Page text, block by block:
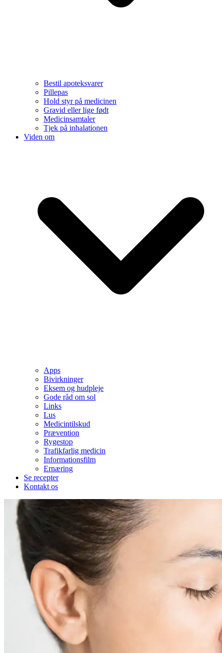
Bestil apoteksvarer
Pillepas
Hold styr på medicinen
Gravid eller lige født
Medicinsamtaler
Tjek på inhalationen
Viden om
Apps
Bivirkninger
Eksem og hudpleje
Gode råd om sol
Links
Lus
Medicintilskud
Prævention
Rygestop
Trafikfarlig medicin
Informationsfilm
Ernæring
Se recepter
Kontakt os